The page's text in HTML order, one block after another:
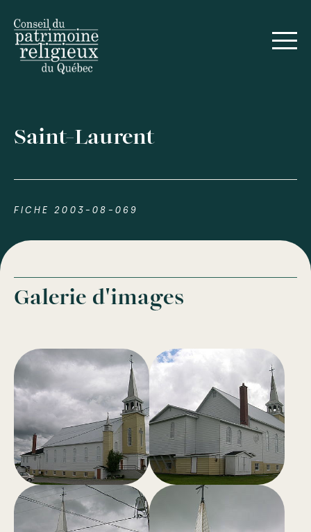
Saint-Laurent
FICHE 2003-08-069
Galerie d'images